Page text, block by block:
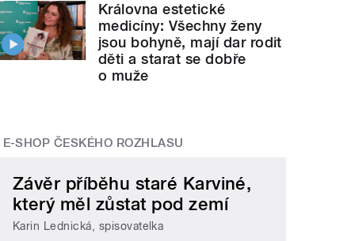
Královna estetické
medicíny: Všechny ženy
jsou bohyně, mají dar rodit
děti a starat se dobře
o muže
E-SHOP ČESKÉHO ROZHLASU
Závěr příběhu staré Karviné,
který měl zůstat pod zemí
Karin Lednická, spisovatelka